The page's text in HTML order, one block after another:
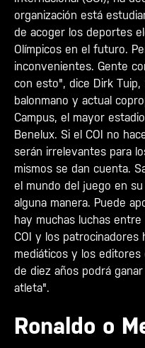
organización está
de acoger los deportes
Olímpicos en el futuro.
inconvenientes. Gente
con esto", dice Dirk
balonmano y actual
Campus, el mayor
Benelux. Si el COI no
serán irrelevantes para
mismos se dan cuenta.
el mundo del juego en
alguna manera. Puede
hay muchas luchas
COI y los patrocinadores
mediáticos y los
de diez años podrá
atleta".
Ronaldo o